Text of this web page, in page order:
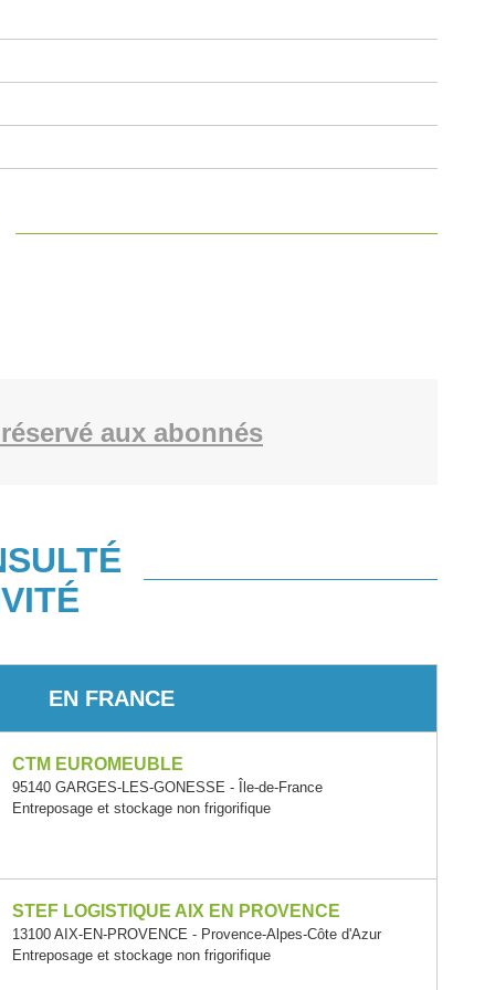
aux abonnés
EN FRANCE
CTM EUROMEUBLE
95140 GARGES-LES-GONESSE - Île-de-France
Entreposage et stockage non frigorifique
STEF LOGISTIQUE AIX EN PROVENCE
13100 AIX-EN-PROVENCE - Provence-Alpes-Côte d'Azur
Entreposage et stockage non frigorifique